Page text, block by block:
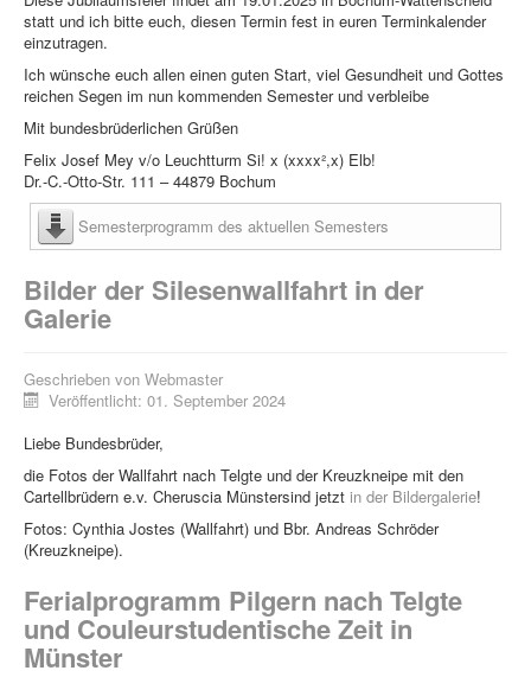
statt und ich bitte euch, diesen Termin fest in euren Terminkalender
einzutragen.
Ich wünsche euch allen einen guten Start, viel Gesundheit und Gottes
reichen Segen im nun kommenden Semester und verbleibe
Mit bundesbrüderlichen Grüßen
Felix Josef Mey v/o Leuchtturm Si! x (xxxx²,x) Elb!
Dr.-C.-Otto-Str. 111 – 44879 Bochum
Semesterprogramm des aktuellen Semesters
Bilder der Silesenwallfahrt in der
Galerie
Geschrieben von Webmaster
Veröffentlicht: 01. September 2024
Liebe Bundesbrüder,
die Fotos der Wallfahrt nach Telgte und der Kreuzkneipe mit den
Cartellbrüdern e.v. Cheruscia Münstersind jetzt in der Bildergalerie!
Fotos: Cynthia Jostes (Wallfahrt) und Bbr. Andreas Schröder
(Kreuzkneipe).
Ferialprogramm Pilgern nach Telgte
und Couleurstudentische Zeit in
Münster